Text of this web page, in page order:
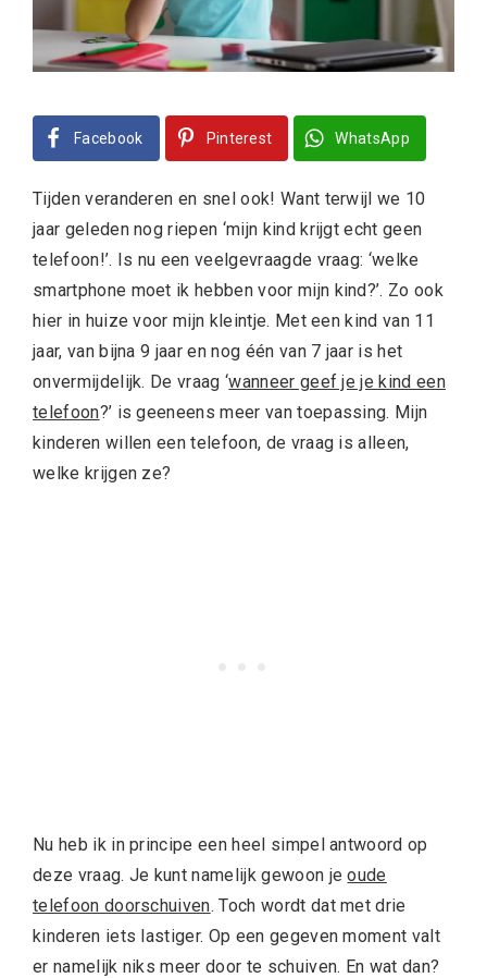
Facebook Pinterest WhatsApp
Tijden veranderen en snel ook! Want terwijl we 10
jaar geleden nog riepen ‘mijn kind krijgt echt geen
telefoon!’. Is nu een veelgevraagde vraag: ‘welke
smartphone moet ik hebben voor mijn kind?’. Zo ook
hier in huize voor mijn kleintje. Met een kind van 11
jaar, van bijna 9 jaar en nog één van 7 jaar is het
onvermijdelijk. De vraag ‘wanneer geef je je kind een
telefoon?’ is geeneens meer van toepassing. Mijn
kinderen willen een telefoon, de vraag is alleen,
welke krijgen ze?
Nu heb ik in principe een heel simpel antwoord op
deze vraag. Je kunt namelijk gewoon jeoude
telefoon doorschuiven. Toch wordt dat met drie
kinderen iets lastiger. Op een gegeven moment valt
er namelijk niks meer door te schuiven. En wat dan?